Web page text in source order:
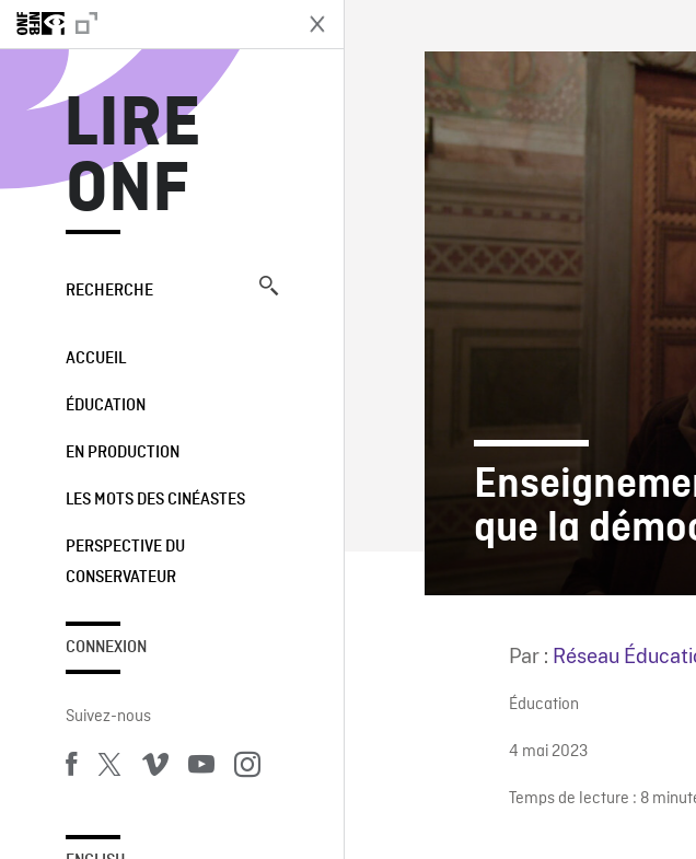
LIRE
ONF
RECHERCHE
ACCUEIL
ÉDUCATION
EN PRODUCTION
LES MOTS DES CINÉASTES
PERSPECTIVE DU
CONSERVATEUR
CONNEXION
Suivez-nous
LIRE
que la
Par : Réseau
Éducation
4 mai 2023
Temps de lecture : 8